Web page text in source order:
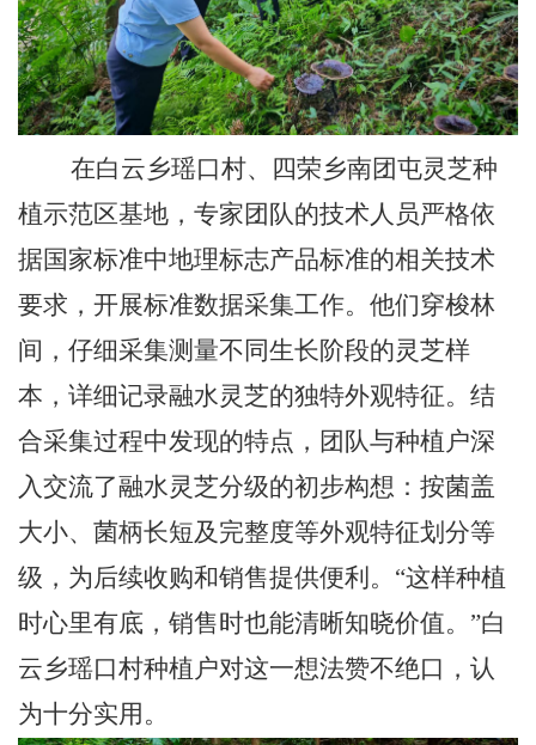
在白云乡瑶口村、四荣乡南团屯灵芝种
植示范区基地，专家团队的技术人员严格依
据国家标准中地理标志产品标准的相关技术
要求，开展标准数据采集工作。他们穿梭林
间，仔细采集测量不同生长阶段的灵芝样
本，详细记录融水灵芝的独特外观特征。结
合采集过程中发现的特点，团队与种植户深
入交流了融水灵芝分级的初步构想：按菌盖
大小、菌柄长短及完整度等外观特征划分等
级，为后续收购和销售提供便利。 “这样种植
时心里有底，销售时也能清晰知晓价值。”白
云乡瑶口村种植户对这一想法赞不绝口，认
为十分实用。